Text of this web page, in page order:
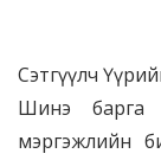
Сэтгүүлч
Шинэ барга
мэргэжлийн